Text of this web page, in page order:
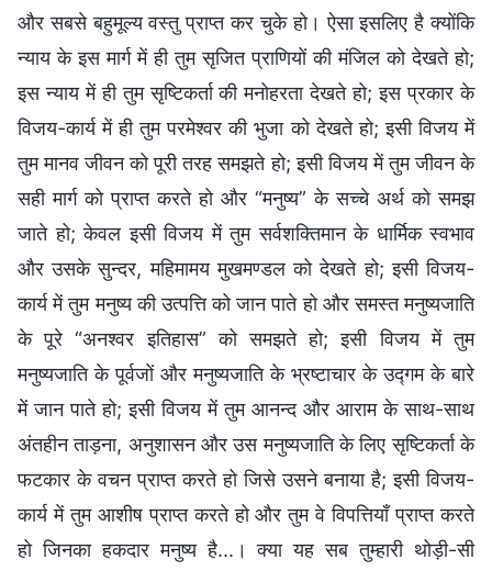
और सबसे बहुमूल्य वस्तु प्राप्त कर चुके हो। ऐसा इसलिए है क्योंकि
न्याय के इस मार्ग में ही तुम सृजित प्राणियों की मंजिल को देखते हो;
इस न्याय में ही तुम सृष्टिकर्ता की मनोहरता देखते हो; इस प्रकार के
विजय-कार्य में ही तुम परमेश्वर की भुजा को देखते हो; इसी विजय में
तुम मानव जीवन को पूरी तरह समझते हो; इसी विजय में तुम जीवन के
सही मार्ग को प्राप्त करते हो और “मनुष्य” के सच्चे अर्थ को समझ
जाते हो; केवल इसी विजय में तुम सर्वशक्तिमान के धार्मिक स्वभाव
और उसके सुन्दर, महिमामय मुखमण्डल को देखते हो; इसी विजय-
कार्य में तुम मनुष्य की उत्पत्ति को जान पाते हो और समस्त मनुष्यजाति
के पूरे “अनश्वर इतिहास” को समझते हो; इसी विजय में तुम
मनुष्यजाति के पूर्वजों और मनुष्यजाति के भ्रष्टाचार के उद्गम के बारे
में जान पाते हो; इसी विजय में तुम आनन्द और आराम के साथ-साथ
अंतहीन ताड़ना, अनुशासन और उस मनुष्यजाति के लिए सृष्टिकर्ता के
फटकार के वचन प्राप्त करते हो जिसे उसने बनाया है; इसी विजय-
कार्य में तुम आशीष प्राप्त करते हो और तुम वे विपत्तियाँ प्राप्त करते
हो जिनका हकदार मनुष्य है...। क्या यह सब तुम्हारी थोड़ी-सी